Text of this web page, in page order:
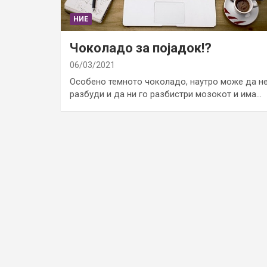
НИЕ
Чоколадо за појадок!?
06/03/2021
Особено темното чоколадо, наутро може да
разбуди и да ни го разбистри мозокот и има…